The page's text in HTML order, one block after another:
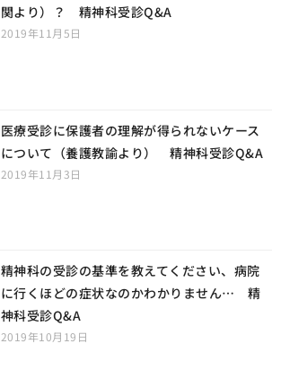
関より）？ 精神科受診Q&A
2019年11月5日
医療受診に保護者の理解が得られないケース
について（養護教諭より） 精神科受診Q&A
2019年11月3日
精神科の受診の基準を教えてください、病院
に行くほどの症状なのかわかりません… 精
神科受診Q&A
2019年10月19日